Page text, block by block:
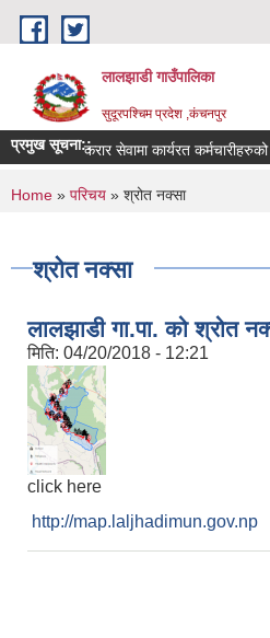
Skip to main content
लालझाडी गाउँपालिका
सुदूरपश्चिम प्रदेश ,कंचनपुर
प्रमुख सूचना::करार सेवामा कार्यरत
You are here
Home » परिचय » श्रोत नक्सा
श्रोत नक्सा
लालझाडी गा.पा. को श्रोत
मिति: 04/20/2018 - 12:21
click here
http://map.laljhadimun.gov.np